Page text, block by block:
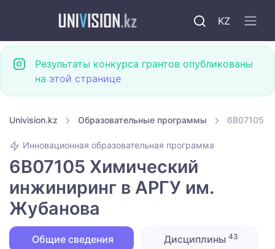
KZ
Результаты конкурса грантов опубликованы
на этой странице
Univision.kz Образовательные программы 6B07105
Инновационная образовательная программа
6B07105 Химический
инжиниринг в АРГУ им.
Жубанова
Общие сведения Дисциплины 43